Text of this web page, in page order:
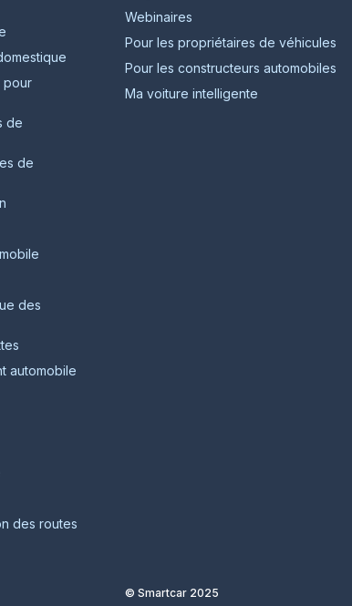
pour
de
de
des
automobile
des routes
Webinaires
Pour les propriétaires de véhicules
Pour les constructeurs automobiles
Ma voiture intelligente
© Smartcar 2025